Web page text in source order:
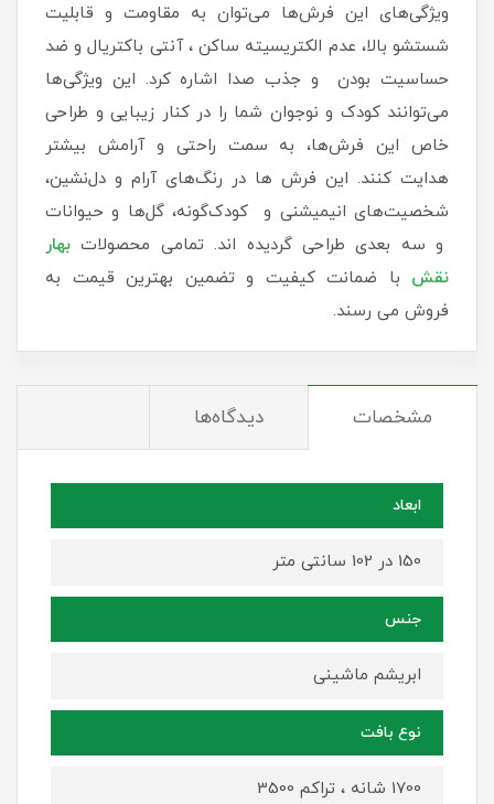
ویژگی‌های این فرش‌ها می‌توان به مقاومت و قابلیت
شستشو بالا، عدم الکتریسیته ساکن ، آنتی باکتریال و ضد
حساسیت بودن و جذب صدا اشاره کرد. این ویژگی‌ها
می‌توانند کودک و نوجوان شما را در کنار زیبایی و طراحی
خاص این فرش‌ها، به سمت راحتی و آرامش بیشتر
هدایت کنند. این فرش ها در رنگ‌های آرام و دل‌نشین،
شخصیت‌های انیمیشنی و کودک‌گونه، گل‌ها و حیوانات
و سه بعدی طراحی گردیده اند. تمامی محصولات بهار
نقش با ضمانت کیفیت و تضمین بهترین قیمت به
فروش می رسند.
مشخصات دیدگاه‌ها
ابعاد
150 در 102 سانتی متر
جنس
ابریشم ماشینی
نوع بافت
1700 شانه ، تراکم 3500